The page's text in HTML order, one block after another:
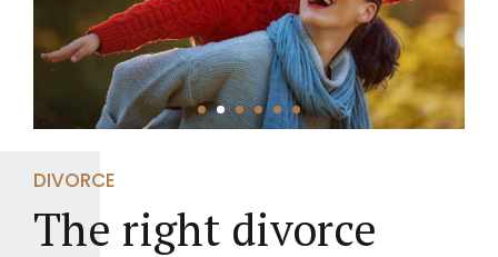
DIVORCE
The right divorce